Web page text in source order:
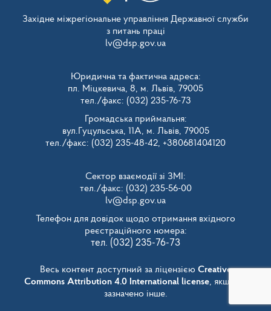
Західне міжрегіональне управління Державної служби
з питань праці
lv@dsp.gov.ua
Юридична та фактична адреса:
пл. Міцкевича, 8, м. Львів, 79005
тел./факс: (032) 235-76-73
Громадська приймальня:
вул.Гуцульська, 11А, м. Львів, 79005
тел./факс: (032) 235-48-42, +380681404120
Сектор взаємодії зі ЗМІ:
тел./факс: (032) 235-56-00
lv@dsp.gov.ua
Телефон для довідок щодо отримання вхідного
реєстраційного номера:
тел. (032) 235-76-73
Весь контент доступний за ліцензією Creative
Commons Attribution 4.0 International license, якщо не
зазначено інше.